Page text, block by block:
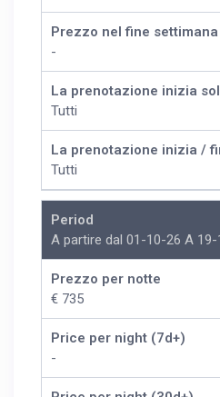
Prezzo nel fine settimana
-
La prenotazione inizia
Tutti
La prenotazione inizia /
Tutti
Period
A partire dal 01-10-26 A 19-
Prezzo per notte
€ 735
Price per night (7d+)
-